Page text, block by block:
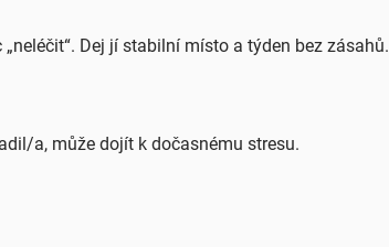
Dej jí stabilní místo a týden bez zásahů.
a, může dojít k dočasnému stresu.